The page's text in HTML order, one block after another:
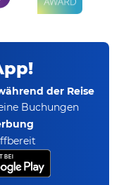
der Reise
Buchungen